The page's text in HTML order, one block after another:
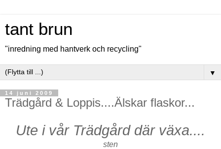
tant brun
"inredning med hantverk och recycling"
▼
14 juni 2009
Trädgård & Loppis....Älskar flaskor...
Ute i vår Trädgård där växa....
sten